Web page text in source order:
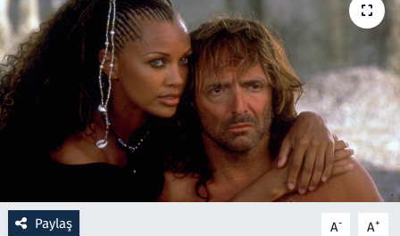
Paylaş A- A+
Ramazan
Resmi İlanlar
Rüya Tabirleri
Sağlık
Savunma Sanayi